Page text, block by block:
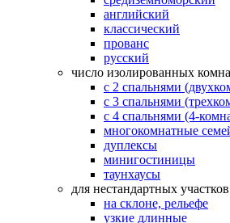
английский
классический
прованс
русский
число изолированных
с 2 спальнями
с 3 спальнями
с 4 спальнями (4-
многокомнатные
дуплексы
минигостиницы
таунхаусы
для нестандартных участков
на склоне, рельефе
узкие длинные